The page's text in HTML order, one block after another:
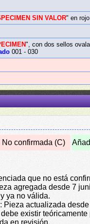
SIN VALOR" en
", con dos sellos
001 - 030
No confirmada (C)
que no está
agregada desde 7
ya no válida.
: Pieza actualizada
existir
en revisión.